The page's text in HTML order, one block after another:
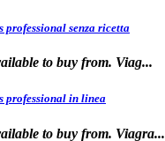
professional senza ricetta
to buy from. Viag...
professional in linea
to buy from. Viagra...